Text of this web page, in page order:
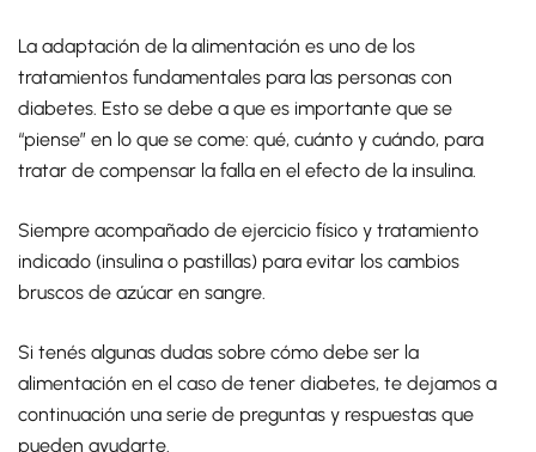
La adaptación de la alimentación es uno de los
tratamientos fundamentales para las personas con
diabetes. Esto se debe a que es importante que se
“piense” en lo que se come: qué, cuánto y cuándo, para
tratar de compensar la falla en el efecto de la insulina.
Siempre acompañado de ejercicio físico y tratamiento
indicado (insulina o pastillas) para evitar los cambios
bruscos de azúcar en sangre.
Si tenés algunas dudas sobre cómo debe ser la
alimentación en el caso de tener diabetes, te dejamos a
continuación una serie de preguntas y respuestas que
pueden ayudarte.